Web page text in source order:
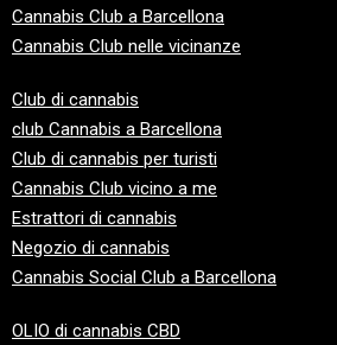
Cannabis Club a Barcellona
Cannabis Club nelle vicinanze
Club di cannabis
club Cannabis a Barcellona
Club di cannabis per turisti
Cannabis Club vicino a me
Estrattori di cannabis
Negozio di cannabis
Cannabis Social Club a Barcellona
OLIO di cannabis CBD